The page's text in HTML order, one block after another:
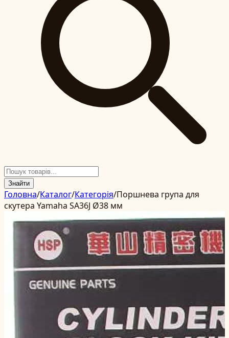
Знайти
Головна/Каталог/Категорія/Поршнева група для
скутера Yamaha SA36J Ø38 мм